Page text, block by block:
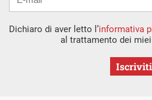
Dichiaro di aver letto l’informativa
al trattamento dei
Iscriviti